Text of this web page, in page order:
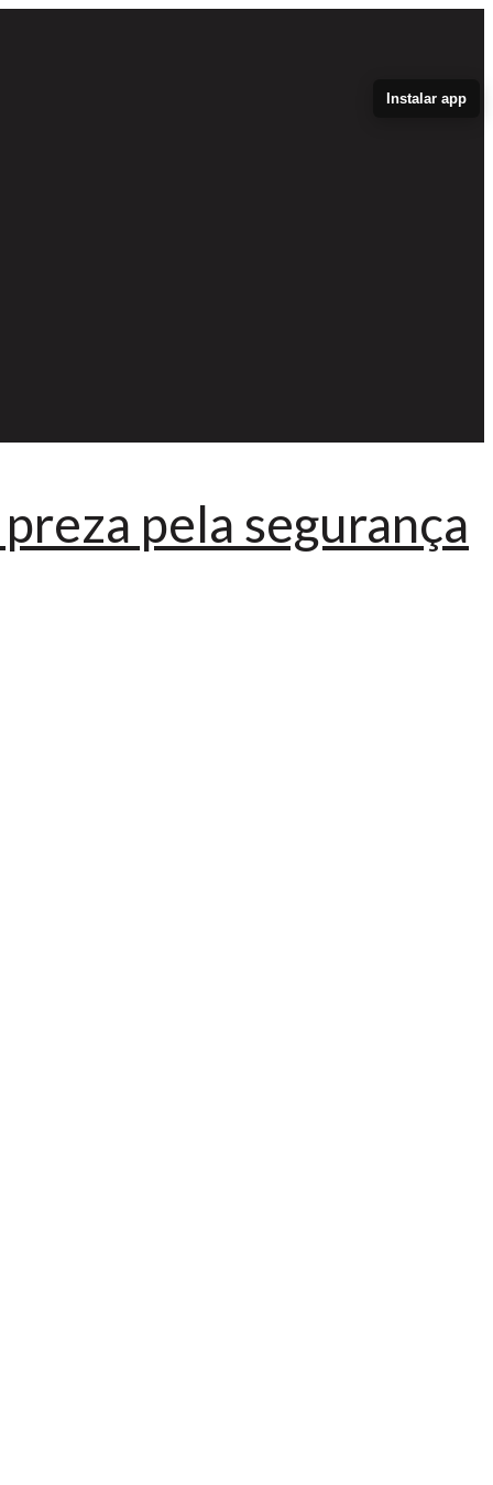
pela segurança
Instalar app